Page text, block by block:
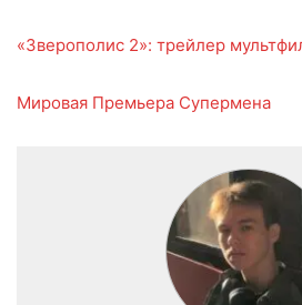
«Зверополис 2»: трейлер
Мировая Премьера Супермена